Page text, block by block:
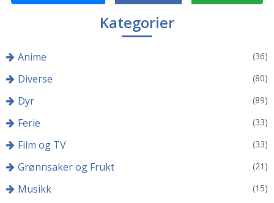
Kategorier
Anime (36)
Diverse (80)
Dyr (89)
Ferie (33)
Film og TV (33)
Grønnsaker og Frukt (21)
Musikk (15)